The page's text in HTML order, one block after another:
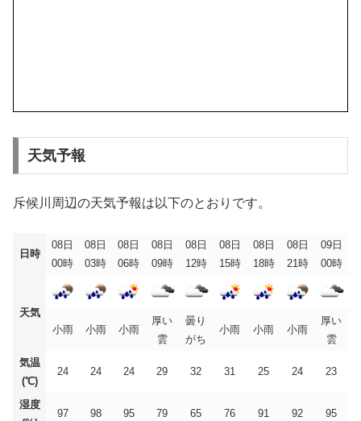
天気予報
斥候川周辺の天気予報は以下のとおりです。
日時
08日
00時
08日
03時
08日
06時
08日
09時
08日
12時
08日
15時
08日
18時
08日
21時
09日
00時
天気
小雨
小雨 小雨
厚い
雲
曇り
がち
小雨 小雨 小雨
厚い
雲
気温
(℃)
24 24 24 29 32 31 25 24 23
湿度
97 98 95 79 65 76 91 92 95